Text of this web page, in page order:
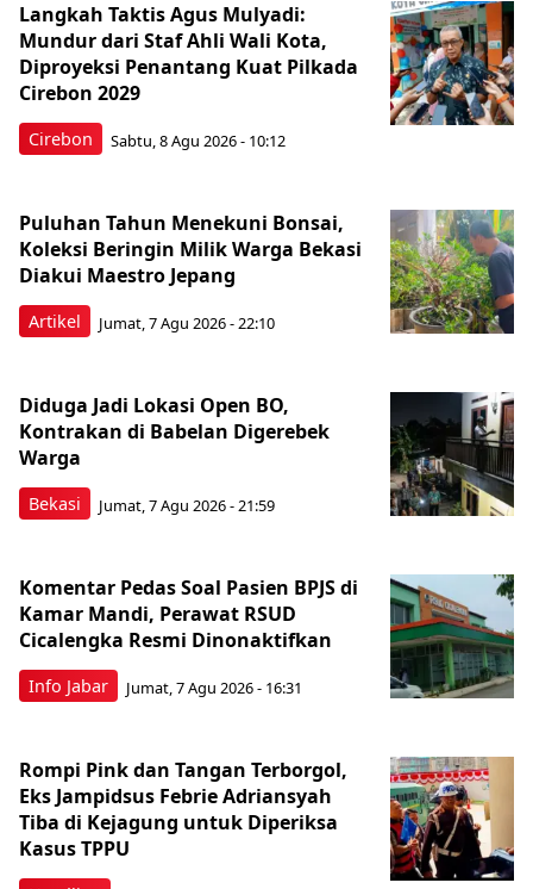
Cirebon
Langkah Taktis Agus Mulyadi:
Mundur dari Staf Ahli Wali Kota,
Diproyeksi Penantang Kuat Pilkada
Cirebon 2029
Sabtu, 8 Agu 2026 - 10:12
Artikel
Puluhan Tahun Menekuni Bonsai,
Koleksi Beringin Milik Warga Bekasi
Diakui Maestro Jepang
Jumat, 7 Agu 2026 - 22:10
Bekasi
Diduga Jadi Lokasi Open BO,
Kontrakan di Babelan Digerebek
Warga
Jumat, 7 Agu 2026 - 21:59
Info Jabar
Komentar Pedas Soal Pasien BPJS di
Kamar Mandi, Perawat RSUD
Cicalengka Resmi Dinonaktifkan
Jumat, 7 Agu 2026 - 16:31
Rompi Pink dan Tangan Terborgol,
Eks Jampidsus Febrie Adriansyah
Tiba di Kejagung untuk Diperiksa
Kasus TPPU